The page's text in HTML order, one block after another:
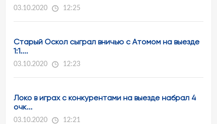
03.10.2020 12:25
Старый Оскол сыграл вничью с Атомом на выезде
1:1....
03.10.2020 12:23
Локо в играх с конкурентами на выезде набрал 4
очк...
03.10.2020 12:21